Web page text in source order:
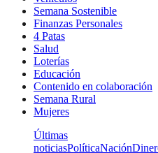
Semana Sostenible
Finanzas Personales
4 Patas
Salud
Loterías
Educación
Contenido en colaboración
Semana Rural
Mujeres
Últimas
noticiasPolíticaNación